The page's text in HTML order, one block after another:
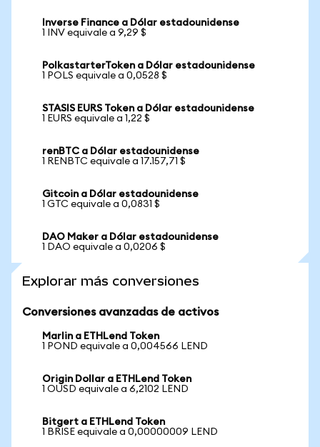
Inverse Finance a Dólar estadounidense
1 INV equivale a 9,29 $
PolkastarterToken a Dólar estadounidense
1 POLS equivale a 0,0528 $
STASIS EURS Token a Dólar estadounidense
1 EURS equivale a 1,22 $
renBTC a Dólar estadounidense
1 RENBTC equivale a 17.157,71 $
Gitcoin a Dólar estadounidense
1 GTC equivale a 0,0831 $
DAO Maker a Dólar estadounidense
1 DAO equivale a 0,0206 $
Explorar más conversiones
Conversiones avanzadas de activos
Marlin a ETHLend Token
1 POND equivale a 0,004566 LEND
Origin Dollar a ETHLend Token
1 OUSD equivale a 6,2102 LEND
Bitgert a ETHLend Token
1 BRISE equivale a 0,00000009 LEND